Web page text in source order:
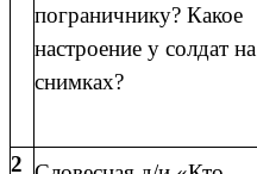
пограничнику? Какое
настроение у солдат на
снимках?
2